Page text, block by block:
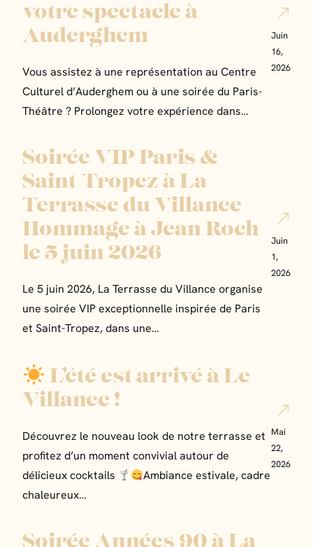
votre spectacle à
Auderghem
Vous assistez à une représentation au Centre
Culturel d’Auderghem ou à une soirée du Paris-
Théâtre ? Prolongez votre expérience dans…
Juin
16,
2026
Soirée VIP Paris &
Saint-Tropez à La
Terrasse du Villance –
Hommage à Jean Roch
le 5 juin 2026
Le 5 juin 2026, La Terrasse du Villance organise
une soirée VIP exceptionnelle inspirée de Paris
et Saint-Tropez, dans une…
Juin
1,
2026
L’été est arrivé à Le
Villance !
Découvrez le nouveau look de notre terrasse et
profitez d’un moment convivial autour de
délicieux cocktails
Ambiance estivale, cadre
chaleureux…
Mai
22,
2026
Soirée Années 90 à La